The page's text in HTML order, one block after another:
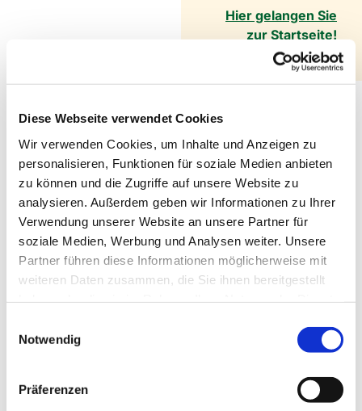
Diese Webseite verwendet Cookies
Wir verwenden Cookies, um Inhalte und Anzeigen zu
personalisieren, Funktionen für soziale Medien anbieten
zu können und die Zugriffe auf unsere Website zu
analysieren. Außerdem geben wir Informationen zu Ihrer
Verwendung unserer Website an unsere Partner für
soziale Medien, Werbung und Analysen weiter. Unsere
Partner führen diese Informationen möglicherweise mit
weiteren Daten zusammen, die Sie ihnen bereitgestellt
Notwendig
Präferenzen
Hier gelangen Sie
zur Startseite!
Wir gratulieren unseren
konfirmierten Jugendlichen
2024!